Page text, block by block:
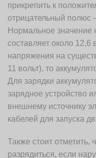
прикрепить к
отрицательный полюс
Нормальное значение
составляет около 12,6
напряжения на
11 вольт), то
Для зарядки
зарядное устройство
внешнему источнику
кабелей для запуска
Также стоит отметить,
разрядиться, если